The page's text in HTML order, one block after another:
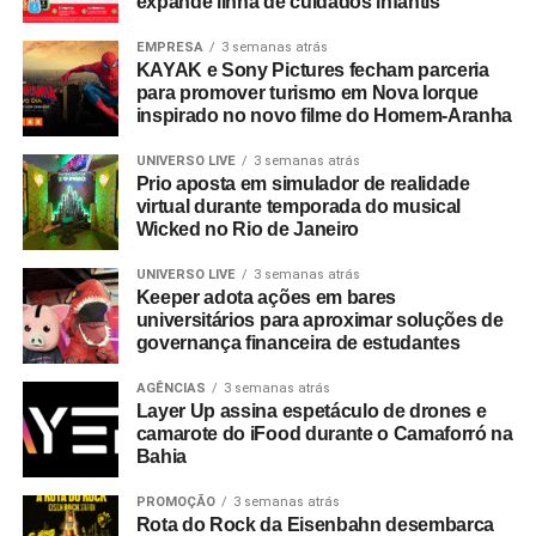
compromisso em construir narrativas vivas que geram
valor para o ecossistema dos nossos clientes”.
Com um portfólio que carrega o histórico de projetos para
gigantes do mercado como Whirlpool, Heineken, Banco
BMG, Banco Inter, Grupo Boticário, Suvinil, GOL,
Havaianas e MetLife, para seguir o ritmo do seu
crescimento, a EAÍ?! inicia o novo ciclo com a conquista
das contas da Camil (convenção anual e viagem de
incentivo) e da Seara (campanhas de engajamento
interno). Além da ampliação do escopo de atuação com a
Copa Energia (calendário nacional de eventos e trade
marketing) e com a Mondelez International (ecossistema
de campanhas de incentivo e viagens).
No último trimestre de 2026, a agência também assina a
produção da segunda edição do Inter Summit, evento
proprietário do Banco Inter que já se integrou ao
calendário oficial de Belo Horizonte.
EMPRESA 3 semanas atrás
KAYAK e Sony Pictures fecham parceria
para promover turismo em Nova Iorque
inspirado no novo filme do Homem-Aranha
UNIVERSO LIVE 3 semanas atrás
Prio aposta em simulador de realidade
virtual durante temporada do musical
Wicked no Rio de Janeiro
UNIVERSO LIVE 3 semanas atrás
Keeper adota ações em bares
universitários para aproximar soluções de
governança financeira de estudantes
AGÊNCIAS 3 semanas atrás
Layer Up assina espetáculo de drones e
camarote do iFood durante o Camaforró na
Bahia
PROMOÇÃO 3 semanas atrás
Rota do Rock da Eisenbahn desembarca